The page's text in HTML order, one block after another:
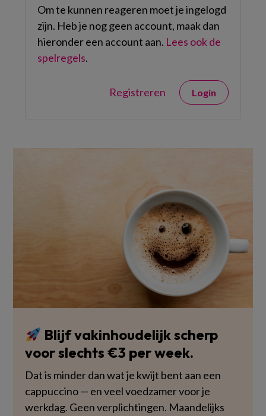
Om te kunnen reageren moet je ingelogd
zijn. Heb je nog geen account, maak dan
hieronder een account aan. Lees ook de
spelregels.
Registreren Login
Blijf vakinhoudelijk scherp
voor slechts €3 per week.
Dat is minder dan wat je kwijt bent aan een
cappuccino — en veel voedzamer voor je
werkdag. Geen verplichtingen. Maandelijks